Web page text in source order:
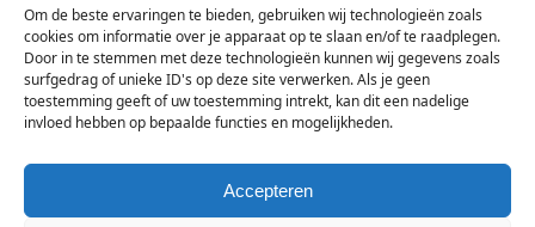
Om de beste ervaringen te bieden, gebruiken wij technologieën zoals
cookies om informatie over je apparaat op te slaan en/of te raadplegen.
Door in te stemmen met deze technologieën kunnen wij gegevens zoals
surfgedrag of unieke ID's op deze site verwerken. Als je geen
toestemming geeft of uw toestemming intrekt, kan dit een nadelige
invloed hebben op bepaalde functies en mogelijkheden.
Accepteren
Vul
hier
je
e-
mailadres
in
Sign Up